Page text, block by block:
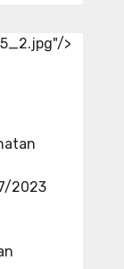
>
2023